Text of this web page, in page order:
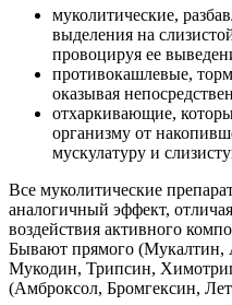
муколитические,
выделения на
провоцируя ее
противокашлевые,
оказывая
отхаркивающие,
организму от
мускулатуру и
Все муколитические
аналогичный эффект,
воздействия активного
Бывают прямого (Мукалтин,
Мукодин, Трипсин,
(Амброксол, Бромгексин,